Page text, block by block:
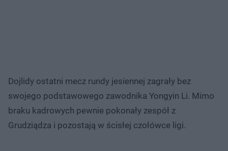
Dojlidy ostatni mecz rundy jesiennej zagrały bez
swojego podstawowego zawodnika Yongyin Li. Mimo
braku kadrowych pewnie pokonały zespół z
Grudziądza i pozostają w ścisłej czołówce ligi.